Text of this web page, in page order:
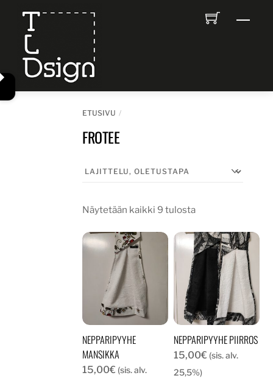
content
ETUSIVU
FROTEE
Näytetään kaikki 9 tulosta
NEPPARIPYYHE
MANSIKKA
15,00€ (sis. alv.
NEPPARIPYYHE PIIRROS
15,00€ (sis. alv.
25,5%)